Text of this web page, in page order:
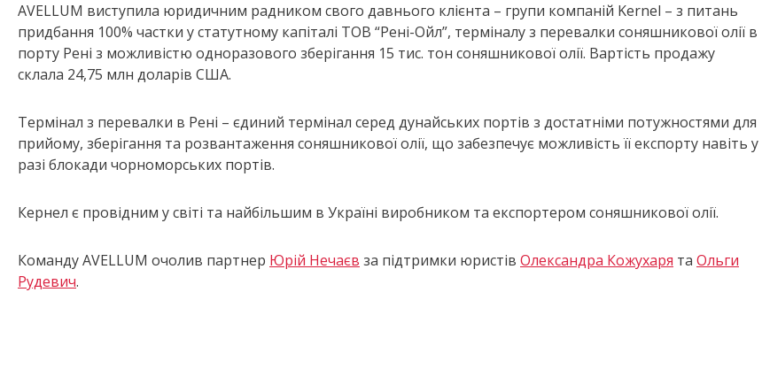
AVELLUM виступила юридичним радником свого давнього клієнта – групи компаній Kernel – з питань
придбання 100% частки у статутному капіталі ТОВ “Рені-Ойл”, терміналу з перевалки соняшникової олії в
порту Рені з можливістю одноразового зберігання 15 тис. тон соняшникової олії. Вартість продажу
склала 24,75 млн доларів США.
Термінал з перевалки в Рені – єдиний термінал серед дунайських портів з достатніми потужностями для
прийому, зберігання та розвантаження соняшникової олії, що забезпечує можливість її експорту навіть у
разі блокади чорноморських портів.
Кернел є провідним у світі та найбільшим в Україні виробником та експортером соняшникової олії.
Команду AVELLUM очолив партнер Юрій Нечаєв за підтримки юристів Олександра Кожухаря та Ольги
Рудевич.